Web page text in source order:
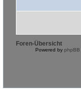
Foren-Übersicht
Powered by phpBB